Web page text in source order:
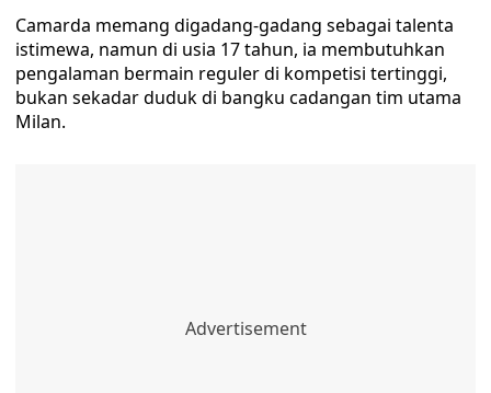
Camarda memang digadang-gadang sebagai talenta
istimewa, namun di usia 17 tahun, ia membutuhkan
pengalaman bermain reguler di kompetisi tertinggi,
bukan sekadar duduk di bangku cadangan tim utama
Milan.